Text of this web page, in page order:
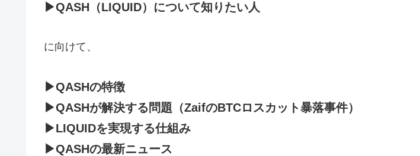
▶QASH（LIQUID）について知りたい人
に向けて、
▶QASHの特徴
▶QASHが解決する問題（ZaifのBTCロスカット暴落事件）
▶LIQUIDを実現する仕組み
▶QASHの最新ニュース